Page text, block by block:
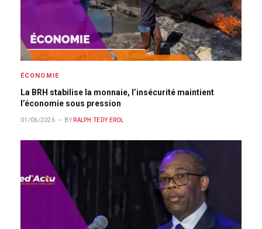
ÉCONOMIE
La BRH stabilise la monnaie, l’insécurité maintient
l’économie sous pression
01/06/2026 BY RALPH TEDY EROL